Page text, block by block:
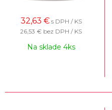
32,63 € s DPH / KS
26,53 € bez DPH / KS
Na sklade 4ks